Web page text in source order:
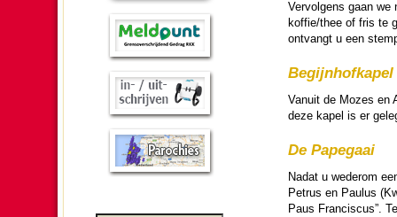
Ver­vol­gens gaan we
koffie/thee of fris te
ont­vangt u een
Begijnhof­ka­pel
Vanuit de Mozes en
deze kapel is er
De Papegaai
Nadat u wederom
Petrus en Paulus
Paus Fran­cis­cus”.